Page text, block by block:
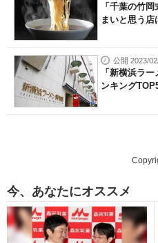
「千葉の竹
まいと思う
公開 2023/
「新横浜ラ
ンキング
今、あなたにオススメ